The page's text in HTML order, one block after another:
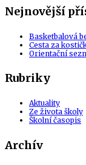
Nejnovější
Basketbalová
Cesta za
Orientační
Rubriky
Aktuality
Ze života školy
Školní časopis
Archív